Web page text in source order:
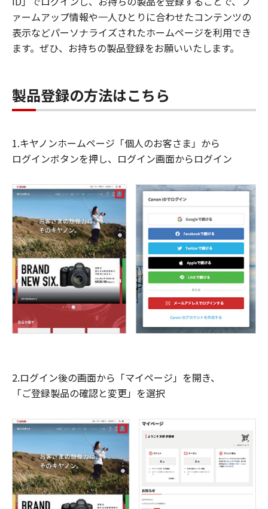
ァームアップ情報や一人ひとりに合わせたコンテンツの
表示などパーソナライズされたホームページを利用でき
ます。ぜひ、お持ちの製品登録をお願いいたします。
製品登録の方法はこちら
1.キヤノンホームページ「個人のお客さま」から
ログインボタンを押し、ログイン画面からログイン
2.ログイン後の画面から「マイページ」を開き、
「ご登録製品の確認と変更」を選択